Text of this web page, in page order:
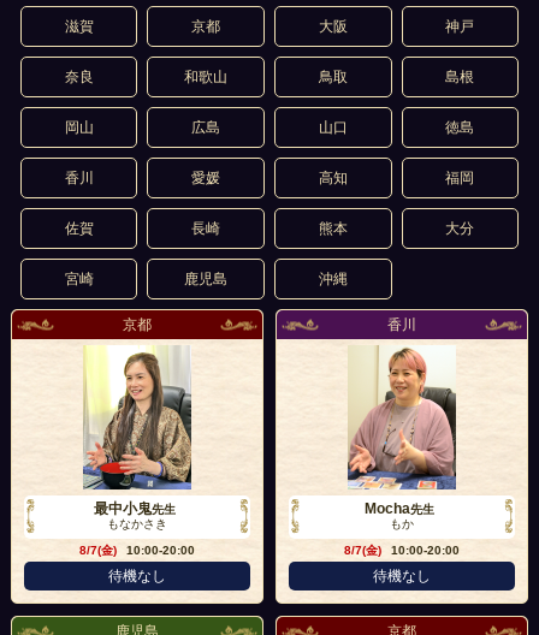
滋賀 京都 大阪 神戸
奈良 和歌山 鳥取 島根
岡山 広島 山口 徳島
香川 愛媛 高知 福岡
佐賀 長崎 熊本 大分
宮崎 鹿児島 沖縄
京都
最中小鬼先生
もなかさき
8/7(金)
10:00-20:00
待機なし
香川
Mocha先生
もか
8/7(金)
10:00-20:00
待機なし
鹿児島 京都